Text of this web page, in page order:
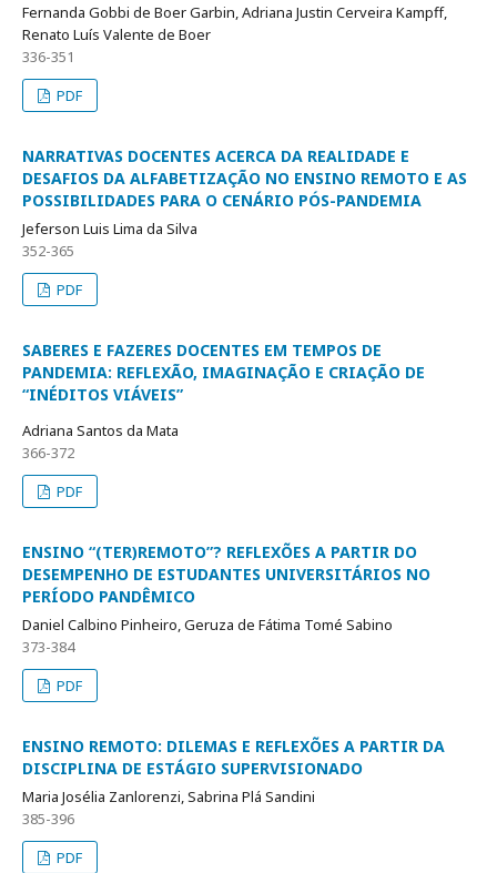
Fernanda Gobbi de Boer Garbin, Adriana Justin Cerveira Kampff,
Renato Luís Valente de Boer
336-351
PDF
NARRATIVAS DOCENTES ACERCA DA REALIDADE E
DESAFIOS DA ALFABETIZAÇÃO NO ENSINO REMOTO E AS
POSSIBILIDADES PARA O CENÁRIO PÓS-PANDEMIA
Jeferson Luis Lima da Silva
352-365
PDF
SABERES E FAZERES DOCENTES EM TEMPOS DE
PANDEMIA: REFLEXÃO, IMAGINAÇÃO E CRIAÇÃO DE
“INÉDITOS VIÁVEIS”
Adriana Santos da Mata
366-372
PDF
ENSINO “(TER)REMOTO”? REFLEXÕES A PARTIR DO
DESEMPENHO DE ESTUDANTES UNIVERSITÁRIOS NO
PERÍODO PANDÊMICO
Daniel Calbino Pinheiro, Geruza de Fátima Tomé Sabino
373-384
PDF
ENSINO REMOTO: DILEMAS E REFLEXÕES A PARTIR DA
DISCIPLINA DE ESTÁGIO SUPERVISIONADO
Maria Josélia Zanlorenzi, Sabrina Plá Sandini
385-396
PDF